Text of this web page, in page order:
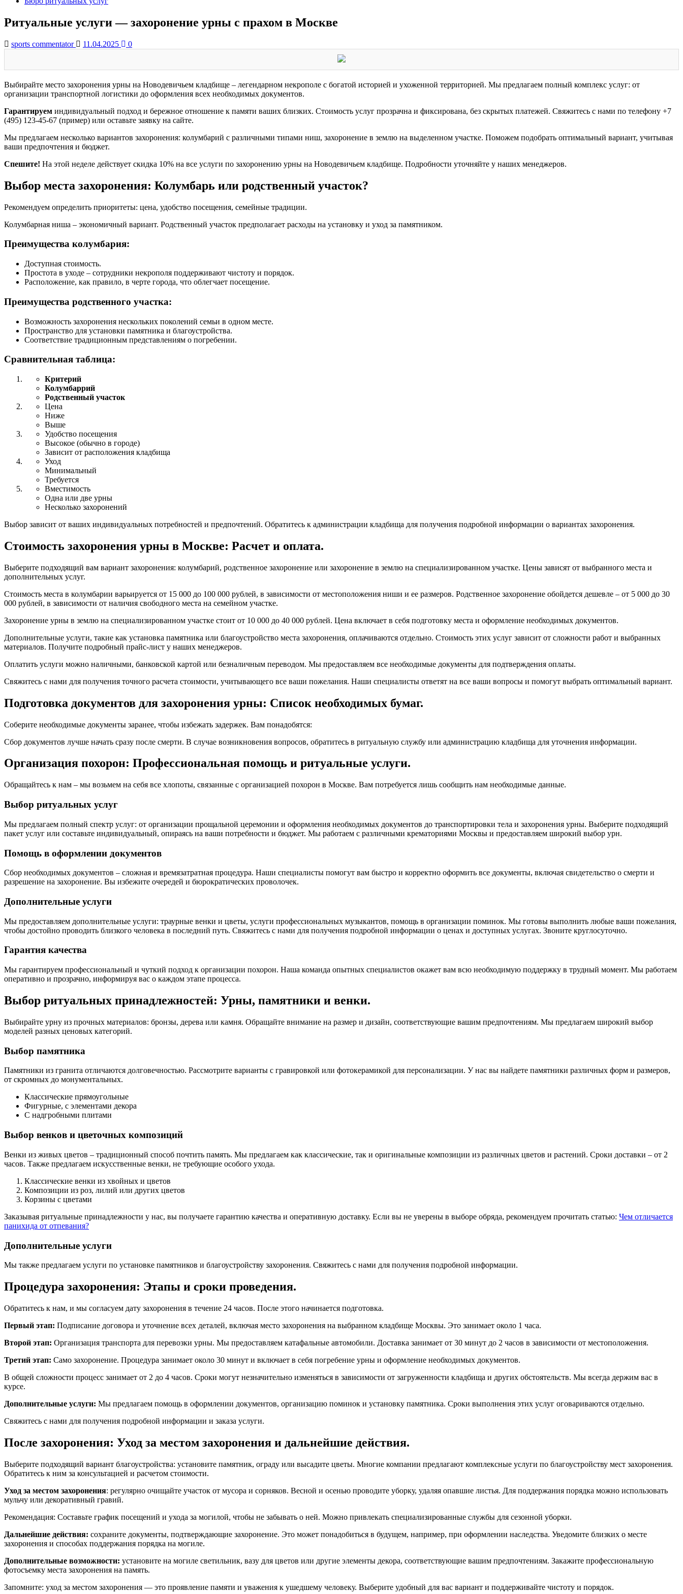
Ритуальные услуги — захоронение урны с прахом в Москве
sports commentator 11.04.2025 0
Выбирайте место захоронения урны на Новодевичьем кладбище – легендарном некрополе с богатой историей и ухоженной территорией. Мы предлагаем полный комплекс услуг: от
организации транспортной логистики до оформления всех необходимых документов.
Гарантируем индивидуальный подход и бережное отношение к памяти ваших близких. Стоимость услуг прозрачна и фиксирована, без скрытых платежей. Свяжитесь с нами по телефону +7
(495) 123-45-67 (пример) или оставьте заявку на сайте.
Мы предлагаем несколько вариантов захоронения: колумбарий с различными типами ниш, захоронение в землю на выделенном участке. Поможем подобрать оптимальный вариант, учитывая
ваши предпочтения и бюджет.
Спешите! На этой неделе действует скидка 10% на все услуги по захоронению урны на Новодевичьем кладбище. Подробности уточняйте у наших менеджеров.
Выбор места захоронения: Колумбарь или родственный участок?
Рекомендуем определить приоритеты: цена, удобство посещения, семейные традиции.
Колумбарная ниша – экономичный вариант. Родственный участок предполагает расходы на установку и уход за памятником.
Преимущества колумбария:
Доступная стоимость.
Простота в уходе – сотрудники некрополя поддерживают чистоту и порядок.
Расположение, как правило, в черте города, что облегчает посещение.
Преимущества родственного участка:
Возможность захоронения нескольких поколений семьи в одном месте.
Пространство для установки памятника и благоустройства.
Соответствие традиционным представлениям о погребении.
Сравнительная таблица:
Критерий
Колумбаррий
Родственный участок
Цена
Ниже
Выше
Удобство посещения
Высокое (обычно в городе)
Зависит от расположения кладбища
Уход
Минимальный
Требуется
Вместимость
Одна или две урны
Несколько захоронений
Выбор зависит от ваших индивидуальных потребностей и предпочтений. Обратитесь к администрации кладбища для получения подробной информации о вариантах захоронения.
Стоимость захоронения урны в Москве: Расчет и оплата.
Выберите подходящий вам вариант захоронения: колумбарий, родственное захоронение или захоронение в землю на специализированном участке. Цены зависят от выбранного места и
дополнительных услуг.
Стоимость места в колумбарии варьируется от 15 000 до 100 000 рублей, в зависимости от местоположения ниши и ее размеров. Родственное захоронение обойдется дешевле – от 5 000 до 30
000 рублей, в зависимости от наличия свободного места на семейном участке.
Захоронение урны в землю на специализированном участке стоит от 10 000 до 40 000 рублей. Цена включает в себя подготовку места и оформление необходимых документов.
Дополнительные услуги, такие как установка памятника или благоустройство места захоронения, оплачиваются отдельно. Стоимость этих услуг зависит от сложности работ и выбранных
материалов. Получите подробный прайс-лист у наших менеджеров.
Оплатить услуги можно наличными, банковской картой или безналичным переводом. Мы предоставляем все необходимые документы для подтверждения оплаты.
Свяжитесь с нами для получения точного расчета стоимости, учитывающего все ваши пожелания. Наши специалисты ответят на все ваши вопросы и помогут выбрать оптимальный вариант.
Подготовка документов для захоронения урны: Список необходимых бумаг.
Соберите необходимые документы заранее, чтобы избежать задержек. Вам понадобятся:
Сбор документов лучше начать сразу после смерти. В случае возникновения вопросов, обратитесь в ритуальную службу или администрацию кладбища для уточнения информации.
Организация похорон: Профессиональная помощь и ритуальные услуги.
Обращайтесь к нам – мы возьмем на себя все хлопоты, связанные с организацией похорон в Москве. Вам потребуется лишь сообщить нам необходимые данные.
Выбор ритуальных услуг
Мы предлагаем полный спектр услуг: от организации прощальной церемонии и оформления необходимых документов до транспортировки тела и захоронения урны. Выберите подходящий
пакет услуг или составьте индивидуальный, опираясь на ваши потребности и бюджет. Мы работаем с различными крематориями Москвы и предоставляем широкий выбор урн.
Помощь в оформлении документов
Сбор необходимых документов – сложная и времязатратная процедура. Наши специалисты помогут вам быстро и корректно оформить все документы, включая свидетельство о смерти и
разрешение на захоронение. Вы избежите очередей и бюрократических проволочек.
Дополнительные услуги
Мы предоставляем дополнительные услуги: траурные венки и цветы, услуги профессиональных музыкантов, помощь в организации поминок. Мы готовы выполнить любые ваши пожелания,
чтобы достойно проводить близкого человека в последний путь. Свяжитесь с нами для получения подробной информации о ценах и доступных услугах. Звоните круглосуточно.
Гарантия качества
Мы гарантируем профессиональный и чуткий подход к организации похорон. Наша команда опытных специалистов окажет вам всю необходимую поддержку в трудный момент. Мы работаем
оперативно и прозрачно, информируя вас о каждом этапе процесса.
Выбор ритуальных принадлежностей: Урны, памятники и венки.
Выбирайте урну из прочных материалов: бронзы, дерева или камня. Обращайте внимание на размер и дизайн, соответствующие вашим предпочтениям. Мы предлагаем широкий выбор
моделей разных ценовых категорий.
Выбор памятника
Памятники из гранита отличаются долговечностью. Рассмотрите варианты с гравировкой или фотокерамикой для персонализации. У нас вы найдете памятники различных форм и размеров,
от скромных до монументальных.
Классические прямоугольные
Фигурные, с элементами декора
С надгробными плитами
Выбор венков и цветочных композиций
Венки из живых цветов – традиционный способ почтить память. Мы предлагаем как классические, так и оригинальные композиции из различных цветов и растений. Сроки доставки – от 2
часов. Также предлагаем искусственные венки, не требующие особого ухода.
Классические венки из хвойных и цветов
Композиции из роз, лилий или других цветов
Корзины с цветами
Заказывая ритуальные принадлежности у нас, вы получаете гарантию качества и оперативную доставку. Если вы не уверены в выборе обряда, рекомендуем прочитать статью: Чем отличается
панихида от отпевания?
Дополнительные услуги
Мы также предлагаем услуги по установке памятников и благоустройству захоронения. Свяжитесь с нами для получения подробной информации.
Процедура захоронения: Этапы и сроки проведения.
Обратитесь к нам, и мы согласуем дату захоронения в течение 24 часов. После этого начинается подготовка.
Первый этап: Подписание договора и уточнение всех деталей, включая место захоронения на выбранном кладбище Москвы. Это занимает около 1 часа.
Второй этап: Организация транспорта для перевозки урны. Мы предоставляем катафальные автомобили. Доставка занимает от 30 минут до 2 часов в зависимости от местоположения.
Третий этап: Само захоронение. Процедура занимает около 30 минут и включает в себя погребение урны и оформление необходимых документов.
В общей сложности процесс занимает от 2 до 4 часов. Сроки могут незначительно изменяться в зависимости от загруженности кладбища и других обстоятельств. Мы всегда держим вас в
курсе.
Дополнительные услуги: Мы предлагаем помощь в оформлении документов, организацию поминок и установку памятника. Сроки выполнения этих услуг оговариваются отдельно.
Свяжитесь с нами для получения подробной информации и заказа услуги.
После захоронения: Уход за местом захоронения и дальнейшие действия.
Выберите подходящий вариант благоустройства: установите памятник, ограду или высадите цветы. Многие компании предлагают комплексные услуги по благоустройству мест захоронения.
Обратитесь к ним за консультацией и расчетом стоимости.
Уход за местом захоронения: регулярно очищайте участок от мусора и сорняков. Весной и осенью проводите уборку, удаляя опавшие листья. Для поддержания порядка можно использовать
мульчу или декоративный гравий.
Рекомендация: Составьте график посещений и ухода за могилой, чтобы не забывать о ней. Можно привлекать специализированные службы для сезонной уборки.
Дальнейшие действия: сохраните документы, подтверждающие захоронение. Это может понадобиться в будущем, например, при оформлении наследства. Уведомите близких о месте
захоронения и способах поддержания порядка на могиле.
Дополнительные возможности: установите на могиле светильник, вазу для цветов или другие элементы декора, соответствующие вашим предпочтениям. Закажите профессиональную
фотосъемку места захоронения на память.
Запомните: уход за местом захоронения — это проявление памяти и уважения к ушедшему человеку. Выберите удобный для вас вариант и поддерживайте чистоту и порядок.